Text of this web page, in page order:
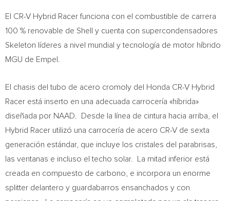
El CR-V Hybrid Racer funciona con el combustible de carrera
100 % renovable de Shell y cuenta con supercondensadores
Skeleton líderes a nivel mundial y tecnología de motor híbrido
MGU de Empel.
El chasis del tubo de acero cromoly del Honda CR-V Hybrid
Racer está inserto en una adecuada carrocería «híbrida»
diseñada por NAAD. Desde la línea de cintura hacia arriba, el
Hybrid Racer utilizó una carrocería de acero CR-V de sexta
generación estándar, que incluye los cristales del parabrisas,
las ventanas e incluso el techo solar. La mitad inferior está
creada en compuesto de carbono, e incorpora un enorme
splitter delantero y guardabarros ensanchados y con